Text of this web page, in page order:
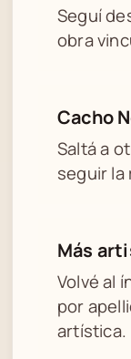
Seguí
obra
Cacho
Saltá a
seguir la
Más
Volvé al
por
artística.